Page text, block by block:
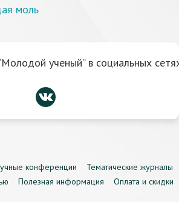
моль
ученый” в социальных
конференции
Тематические журналы
Полезная информация
Оплата и скидки